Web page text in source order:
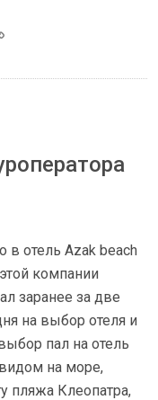
в отель Azak beach
компании
заранее за две
на выбор отеля и
пал на отель
на море,
пляжа Клеопатра,